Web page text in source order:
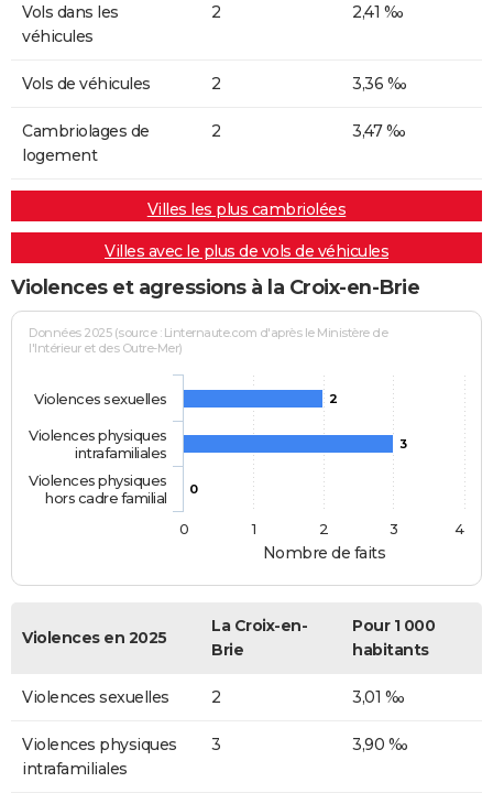
Vols dans les
véhicules
2 2,41 ‰
Vols de véhicules 2 3,36 ‰
Cambriolages de
logement
2 3,47 ‰
Villes les plus cambriolées
Villes avec le plus de vols de véhicules
Violences et agressions à la Croix-en-Brie
Nombre de faits
Données 2025 (source : Linternaute.com d'après le Ministère de
l'Intérieur et des Outre-Mer)
2
3
0
Violences sexuelles
Violences physiques
intrafamiliales
Violences physiques
hors cadre familial
0
1 2 3 4
Violences en 2025
La Croix-en-
Brie
Pour 1 000
habitants
Violences sexuelles 2 3,01 ‰
Violences physiques
intrafamiliales
3 3,90 ‰